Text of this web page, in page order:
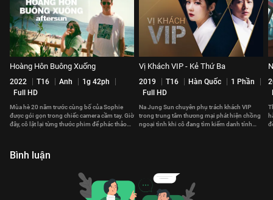
Hoàng Hôn Buông Xuống
2022 T16 Anh
1g 42ph
Full HD
Mùa hè 20 năm trước cùng bố của Sophie
được gói gọn trong chiếc camera cầm tay. Giờ
đây, cô lật lại từng thước phim để phác thảo
Vị Khách VIP - Kẻ Thứ Ba
2019 T16 Hàn Quốc
1 Phần
Full HD
Na Jung Sun chuyên phụ trách khách VIP
trong trung tâm thương mại phát hiện chồng
ngoại tình khi cô đang tìm kiếm danh tính
Bình luận